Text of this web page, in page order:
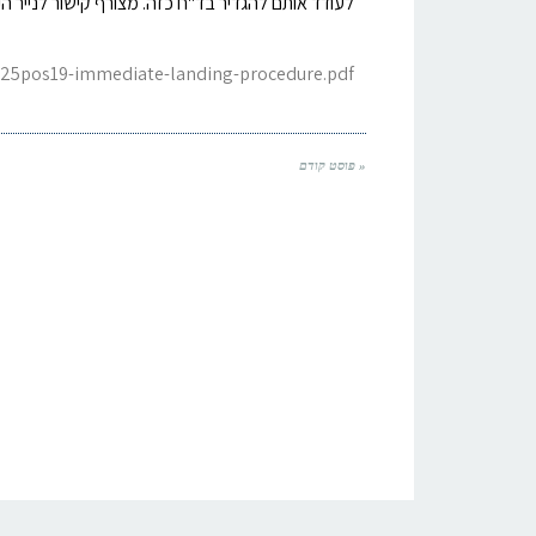
25pos19-immediate-landing-procedure.pdf
« פוסט קודם